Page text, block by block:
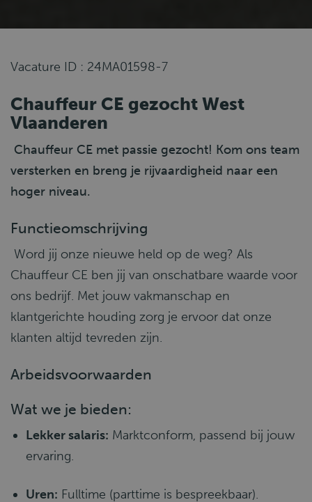
Vacature ID : 24MA01598-7
Chauffeur CE gezocht West
Vlaanderen
Chauffeur CE met passie gezocht! Kom ons team
versterken en breng je rijvaardigheid naar een
hoger niveau.
Functieomschrijving
Word jij onze nieuwe held op de weg? Als
Chauffeur CE ben jij van onschatbare waarde voor
ons bedrijf. Met jouw vakmanschap en
klantgerichte houding zorg je ervoor dat onze
klanten altijd tevreden zijn.
Arbeidsvoorwaarden
Wat we je bieden:
Lekker salaris: Marktconform, passend bij jouw
ervaring.
Uren: Fulltime (parttime is bespreekbaar).